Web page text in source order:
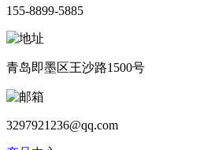
155-8899-5885
青岛即墨区王沙路1500号
3297921236@qq.com